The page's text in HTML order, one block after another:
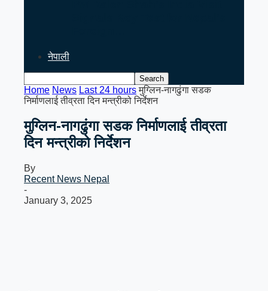
नेपाली
Home News Last 24 hours मुग्लिन-नागढुंगा सडक
निर्माणलाई तीव्रता दिन मन्त्रीको निर्देशन
मुग्लिन-नागढुंगा सडक निर्माणलाई तीव्रता
दिन मन्त्रीको निर्देशन
By
Recent News Nepal
-
January 3, 2025